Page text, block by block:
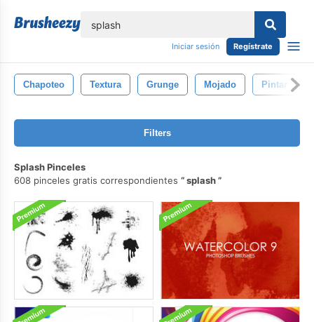
Iniciar sesión Regístrate
Chapoteo Textura Grunge Mojado Pintar
Filters
Splash Pinceles
608 pinceles gratis correspondientes
splash